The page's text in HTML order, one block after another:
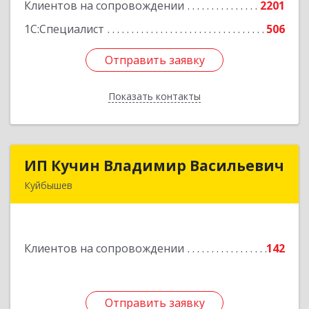
Клиентов на сопровождении
2201
1С:Специалист
506
Отправить заявку
Показать контакты
Подробнее
Отправить заявку
Назад
ИП Кучин Владимир Васильевич
Куйбышев
Клиентов на сопровождении 142
Отправить заявку
ИП Кучин Владимир Васильевич
Подробнее
Отправить заявку